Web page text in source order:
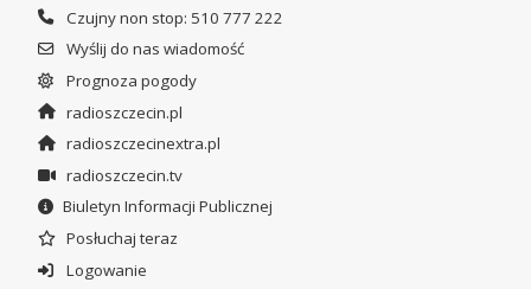
Czujny non stop: 510 777 222
Wyślij do nas wiadomość
Prognoza pogody
radioszczecin.pl
radioszczecinextra.pl
radioszczecin.tv
Biuletyn Informacji Publicznej
Posłuchaj teraz
Logowanie